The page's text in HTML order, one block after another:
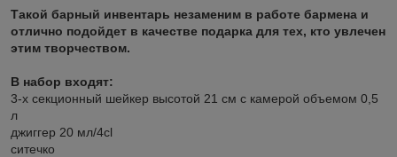
Такой барный инвентарь незаменим в работе бармена и
отлично подойдет в качестве подарка для тех, кто увлечен
этим творчеством.
В набор входят:
3-х секционный шейкер высотой 21 см с камерой объемом 0,5
л
джиггер 20 мл/4cl
ситечко